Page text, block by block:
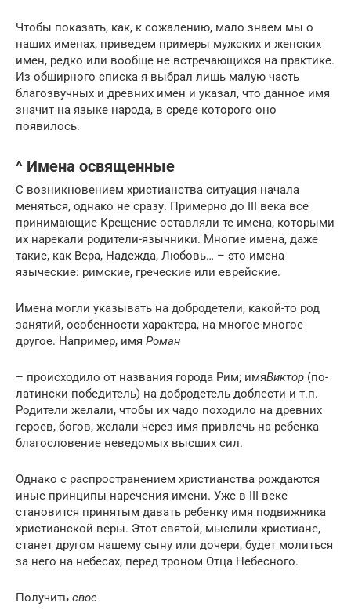
Чтобы показать, как, к сожалению, мало знаем мы о
наших именах, приведем примеры мужских и женских
имен, редко или вообще не встречающихся на практике.
Из обширного списка я выбрал лишь малую часть
благозвучных и древних имен и указал, что данное имя
значит на языке народа, в среде которого оно
появилось.
^ Имена освященные
С возникновением христианства ситуация начала
меняться, однако не сразу. Примерно до III века все
принимающие Крещение оставляли те имена, которыми
их нарекали родители-язычники. Многие имена, даже
такие, как Вера, Надежда, Любовь… – это имена
языческие: римские, греческие или еврейские.
Имена могли указывать на добродетели, какой-то род
занятий, особенности характера, на многое-многое
другое. Например, имя Роман
– происходило от названия города Рим; имяВиктор (по-
латински победитель) на добродетель доблести и т.п.
Родители желали, чтобы их чадо походило на древних
героев, богов, желали через имя привлечь на ребенка
благословение неведомых высших сил.
Однако с распространением христианства рождаются
иные принципы наречения имени. Уже в III веке
становится принятым давать ребенку имя подвижника
христианской веры. Этот святой, мыслили христиане,
станет другом нашему сыну или дочери, будет молиться
за него на небесах, перед троном Отца Небесного.
Получить свое